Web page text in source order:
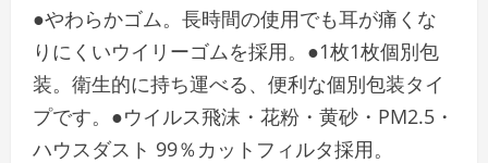
●やわらかゴム。長時間の使用でも耳が痛くな
りにくいウイリーゴムを採用。●1枚1枚個別包
装。衛生的に持ち運べる、便利な個別包装タイ
プです。●ウイルス飛沫・花粉・黄砂・PM2.5・
ハウスダスト 99％カットフィルタ採用。